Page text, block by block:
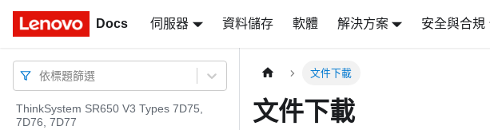
Docs 伺服器 資料儲存 軟體 解決方案 安全與合規
Docs
依標題篩選
ThinkSystem SR650 V3 Types 7D75,
7D76, 7D77
文件下載
文件下載